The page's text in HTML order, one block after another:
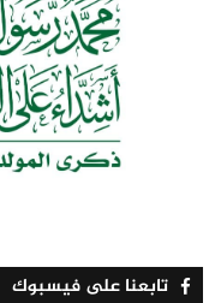
تابعنا على فيسبوك